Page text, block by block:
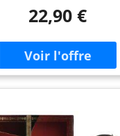
vie quotidiennes qui
développent le langage.
Dès 2 ans.
22,90 €